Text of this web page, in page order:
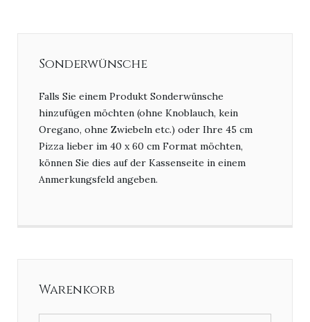
Sonderwünsche
Falls Sie einem Produkt Sonderwünsche
hinzufügen möchten (ohne Knoblauch, kein
Oregano, ohne Zwiebeln etc.) oder Ihre 45 cm
Pizza lieber im 40 x 60 cm Format möchten,
können Sie dies auf der Kassenseite in einem
Anmerkungsfeld angeben.
Warenkorb